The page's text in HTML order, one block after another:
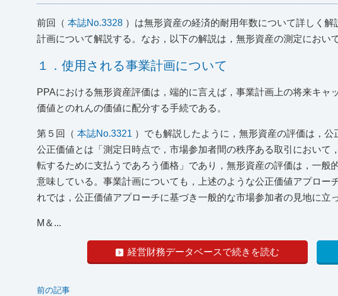
前回（本誌No.3328 ）は無形資産の経済的耐用年数について詳しく
計画について解説する。なお，以下の解説は，無形資産の測定におい
１．使用される事業計画について
PPAにおける無形資産評価は，端的に言えば，事業計画上の将来キ
価値とのれんの価値に配分する手続である。
第５回（本誌No.3321 ）でも解説したように，無形資産の評価は，
公正価値とは「測定日時点で，市場参加者間の秩序ある取引におい
転するために支払うであろう価格」であり，無形資産の評価は，一
意味している。事業計画についても，上述のような公正価値アプロ
れでは，公正価値アプローチに基づき一般的な市場参加者の見地に立
M＆...
経営財務データベースで続きを読む
前の記事